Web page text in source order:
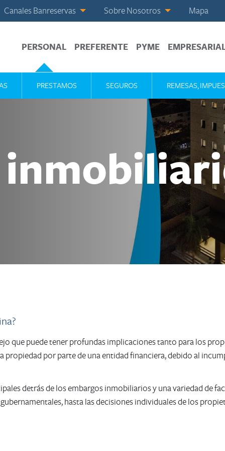
Canales Banreservas Sobre Nosotros Mapa
PERSONAL
PRESTAMOS SEGUROS REMESAS,
PREFERENTE PYME
que puede tener profundas implicaciones tanto para los
propiedad por parte de una entidad financiera, debido al
detrás de los embargos inmobiliarios y una variedad de
hasta las decisiones individuales de los